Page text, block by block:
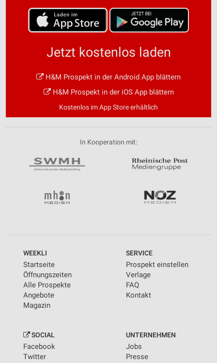
Jetzt kostenlos laden
H&M Prospekt in der Android App blättern
H&M Prospekt in der iOS App blättern
Kostenlos im App Store erhältlich
In Kooperation mit:
WEEKLI
Startseite
Öffnungszeiten
Alle Prospekte
Angebote
Magazin
SERVICE
Prospekt einstellen
Verlage
FAQ
Kontakt
SOCIAL
Facebook
Twitter
UNTERNEHMEN
Jobs
Presse